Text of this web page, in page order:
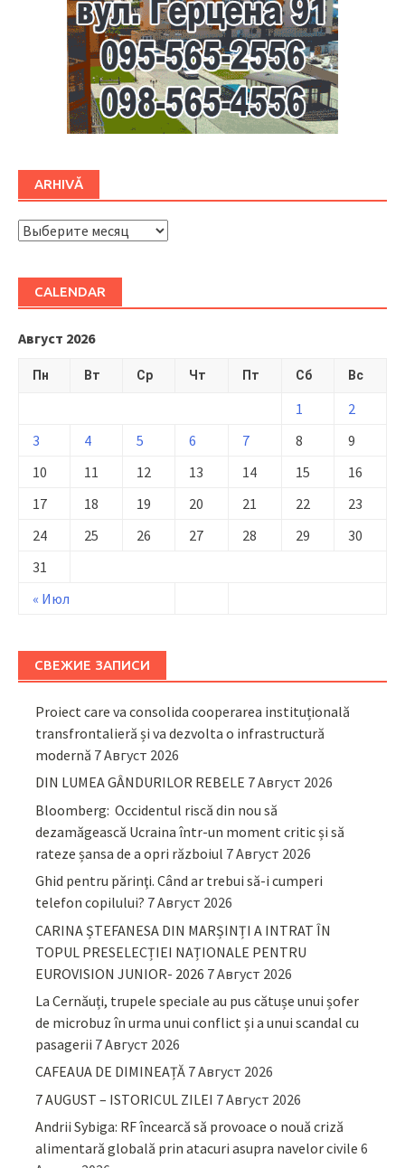
ARHIVĂ
ARHIVĂ
CALENDAR
Август 2026
Пн Вт Ср Чт Пт Сб Вс
« Июл
1
2
3
4 5 6 7 8
9
10
11 12 13 14 15
16
17
18 19 20 21 22
23
24
25 26 27 28 29
30
31
СВЕЖИЕ ЗАПИСИ
Proiect care va consolida cooperarea instituțională
transfrontalieră și va dezvolta o infrastructură
modernă 7 Август 2026
DIN LUMEA GÂNDURILOR REBELE 7 Август 2026
Bloomberg: Occidentul riscă din nou să
dezamăgească Ucraina într-un moment critic și să
rateze șansa de a opri războiul 7 Август 2026
Ghid pentru părinţi. Când ar trebui să-i cumperi
telefon copilului? 7 Август 2026
CARINA ȘTEFANESA DIN MARȘINȚI A INTRAT ÎN
TOPUL PRESELECȚIEI NAȚIONALE PENTRU
EUROVISION JUNIOR- 2026 7 Август 2026
La Cernăuți, trupele speciale au pus cătușe unui șofer
de microbuz în urma unui conflict și a unui scandal cu
pasagerii 7 Август 2026
CAFEAUA DE DIMINEAȚĂ 7 Август 2026
7 AUGUST – ISTORICUL ZILEI 7 Август 2026
Andrii Sybiga: RF încearcă să provoace o nouă criză
alimentară globală prin atacuri asupra navelor civile 6